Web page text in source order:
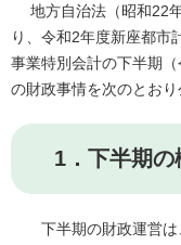
地方自治法（昭和22
り、令和2年度新座都市
事業特別会計の下半期
の財政事情を次のとおり
1．下半期の
下半期の財政運営は